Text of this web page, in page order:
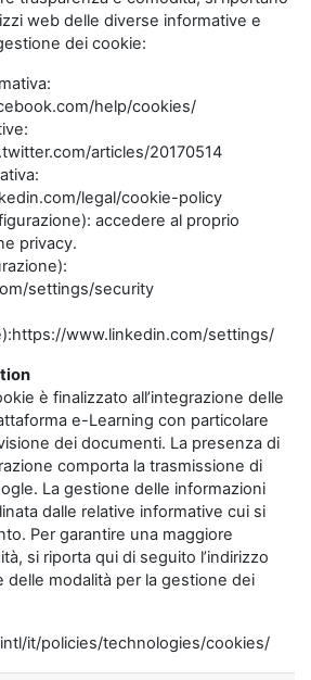
web delle diverse informative e
dei cookie:
help/cookies/
articles/20170514
legal/cookie-policy
accedere al proprio
privacy.
settings/security
www.linkedin.com/settings/
è finalizzato all’integrazione delle
e-Learning con particolare
dei documenti. La presenza di
comporta la trasmissione di
La gestione delle informazioni
dalle relative informative cui si
Per garantire una maggiore
si riporta qui di seguito l’indirizzo
delle modalità per la gestione dei
it/policies/technologies/cookies/